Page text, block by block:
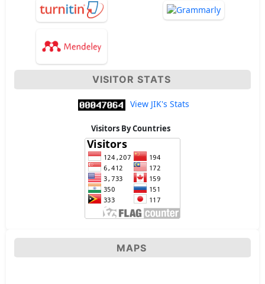
VISITOR STATS
View JIK's Stats
Visitors By Countries
MAPS